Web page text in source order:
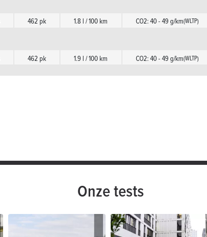
462 pk 1.8 l / 100 km CO2: 40 - 49 g/km(WLTP)
462 pk 1.9 l / 100 km CO2: 40 - 49 g/km(WLTP)
Onze tests